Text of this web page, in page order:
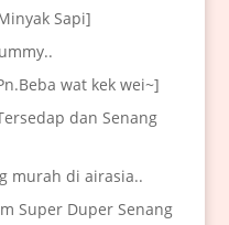
Sapi]
wat kek wei~]
dan Senang
murah di airasia..
Super Duper Senang